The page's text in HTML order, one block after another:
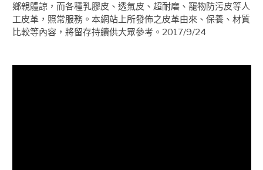
鄉親體諒，而各種乳膠皮、透氣皮、超耐磨、竉物防污皮等人
工皮革，照常服務。本網站上所發佈之皮革由來、保養、材質
比較等內容，將留存持續供大眾參考。2017/9/24